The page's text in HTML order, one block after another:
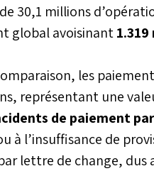
30,1 millions
global avoisinant
les
représentant une
de paiement
à l’insuffisance de
lettre de change, dus